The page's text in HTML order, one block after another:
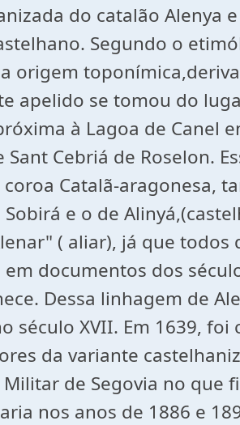
do catalão Alenya
Segundo o
origem
apelido se tomou do
à Lagoa de Canel
Cebriá de Roselon.
Catalã-aragonesa,
e o de
( aliar), já que
documentos dos
Dessa linhagem de
século XVII. Em 1639,
da variante
de Segovia no que
nos anos de 1886 e